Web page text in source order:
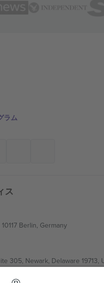
ラム
ス
Berlin, Germany
305, Newark, Delaware 19713,